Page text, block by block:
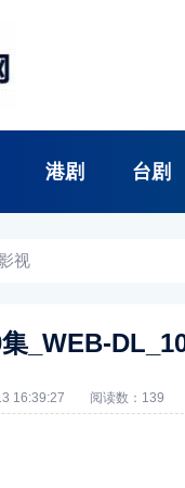
港剧 台剧
视
_WEB-
16:39:27 阅读数： 139